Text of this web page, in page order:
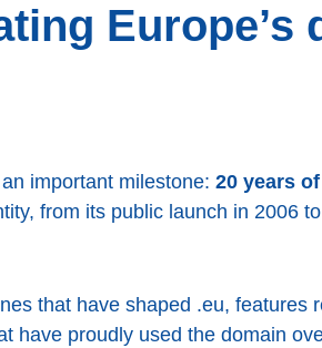
Europe’s
important milestone: 20 years
from its public launch in 2006
that have shaped .eu, features
have proudly used the domain